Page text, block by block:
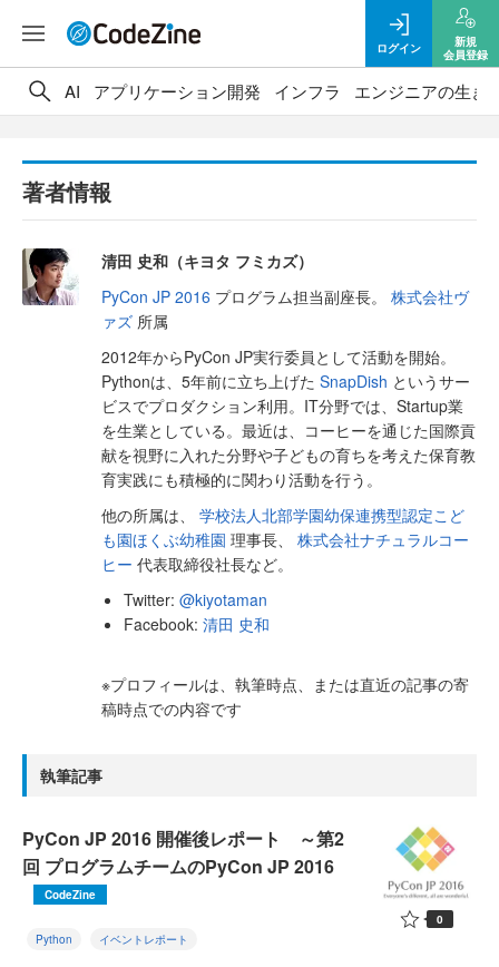
ログイン
新規
会員登録
AI アプリケーション開発 インフラ エンジニアの生き
著者情報
清田 史和（キヨタ フミカズ）
PyCon JP 2016 プログラム担当副座長。株式会社ヴ
ァズ 所属
2012年からPyCon JP実行委員として活動を開始。
Pythonは、5年前に立ち上げたSnapDish というサー
ビスでプロダクション利用。IT分野では、Startup業
を生業としている。最近は、コーヒーを通じた国際貢
献を視野に入れた分野や子どもの育ちを考えた保育教
育実践にも積極的に関わり活動を行う。
他の所属は、学校法人北部学園幼保連携型認定こど
も園ほくぶ幼稚園 理事長、株式会社ナチュラルコー
ヒー 代表取締役社長など。
Twitter:@kiyotaman
Facebook:清田 史和
※プロフィールは、執筆時点、または直近の記事の寄
稿時点での内容です
執筆記事
PyCon JP 2016 開催後レポート ～第2
回 プログラムチームのPyCon JP 2016
CodeZine
Python イベントレポート
0